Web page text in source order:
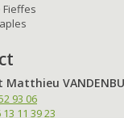
Fieffes
93 06
13 11 39 23